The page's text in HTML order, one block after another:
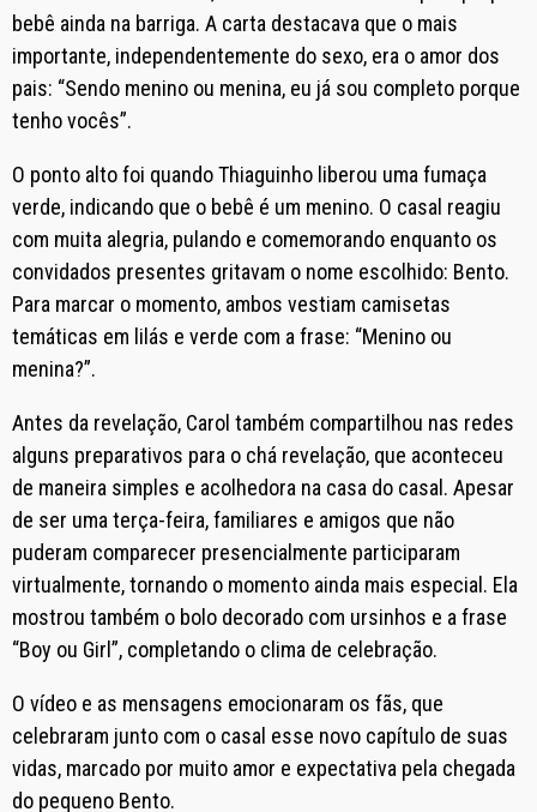
bebê ainda na barriga. A carta destacava que o mais
importante, independentemente do sexo, era o amor dos
pais: “Sendo menino ou menina, eu já sou completo porque
tenho vocês”.
O ponto alto foi quando Thiaguinho liberou uma fumaça
verde, indicando que o bebê é um menino. O casal reagiu
com muita alegria, pulando e comemorando enquanto os
convidados presentes gritavam o nome escolhido: Bento.
Para marcar o momento, ambos vestiam camisetas
temáticas em lilás e verde com a frase: “Menino ou
menina?”.
Antes da revelação, Carol também compartilhou nas redes
alguns preparativos para o chá revelação, que aconteceu
de maneira simples e acolhedora na casa do casal. Apesar
de ser uma terça-feira, familiares e amigos que não
puderam comparecer presencialmente participaram
virtualmente, tornando o momento ainda mais especial. Ela
mostrou também o bolo decorado com ursinhos e a frase
“Boy ou Girl”, completando o clima de celebração.
O vídeo e as mensagens emocionaram os fãs, que
celebraram junto com o casal esse novo capítulo de suas
vidas, marcado por muito amor e expectativa pela chegada
do pequeno Bento.